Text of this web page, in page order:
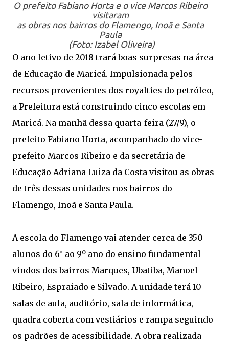
O prefeito Fabiano Horta e o vice Marcos Ribeiro
visitaram
as obras nos bairros do Flamengo, Inoã e Santa
Paula
(Foto: Izabel Oliveira)
O ano letivo de 2018 trará boas surpresas na área
de Educação de Maricá. Impulsionada pelos
recursos provenientes dos royalties do petróleo,
a Prefeitura está construindo cinco escolas em
Maricá. Na manhã dessa quarta-feira (27/9), o
prefeito Fabiano Horta, acompanhado do vice-
prefeito Marcos Ribeiro e da secretária de
Educação Adriana Luiza da Costa visitou as obras
de três dessas unidades nos bairros do
Flamengo, Inoã e Santa Paula.
A escola do Flamengo vai atender cerca de 350
alunos do 6° ao 9º ano do ensino fundamental
vindos dos bairros Marques, Ubatiba, Manoel
Ribeiro, Espraiado e Silvado. A unidade terá 10
salas de aula, auditório, sala de informática,
quadra coberta com vestiários e rampa seguindo
os padrões de acessibilidade. A obra realizada